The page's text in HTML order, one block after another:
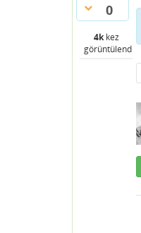
0
4kkez
görüntülendi